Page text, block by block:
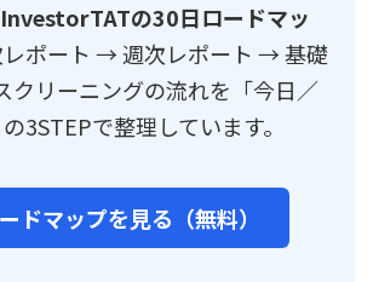
InvestorTATの30日ロードマッ
レポート → 週次レポート → 基礎
リーニングの流れを「今日／
3STEPで整理しています。
ドマップを見る（無料）